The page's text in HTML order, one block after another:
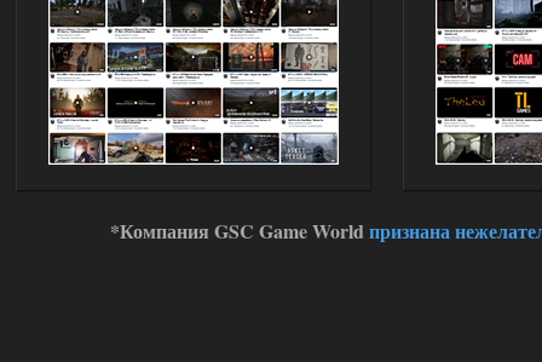
Объединенный Пак 2 + OGSR
08:27
kulikulikuli
ну тогда черт его знает, я
помню только, что в конце
игры был кусок сюжета с пантерой, где
игра принудительно выключала
*Компания GSC Game Worldпризнана